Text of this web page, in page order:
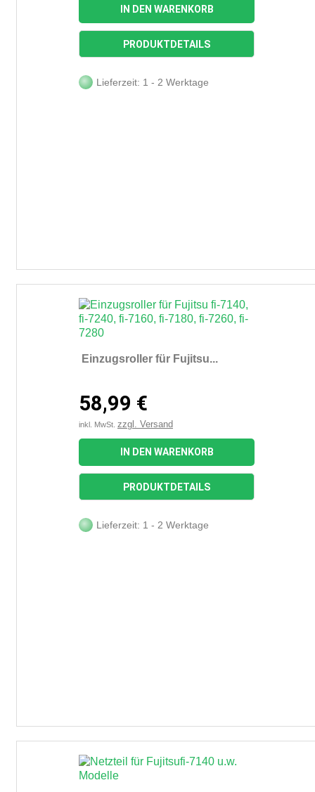
IN DEN WARENKORB
PRODUKTDETAILS
Lieferzeit: 1 - 2 Werktage
Einzugsroller für Fujitsu...
58,99 €
inkl. MwSt. zzgl. Versand
IN DEN WARENKORB
PRODUKTDETAILS
Lieferzeit: 1 - 2 Werktage